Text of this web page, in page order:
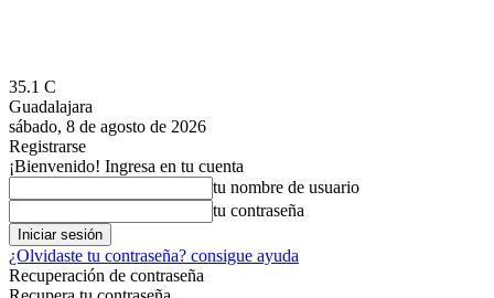
35.1 C
Guadalajara
sábado, 8 de agosto de 2026
Registrarse
¡Bienvenido! Ingresa en tu cuenta
tu nombre de usuario
tu contraseña
¿Olvidaste tu contraseña? consigue ayuda
Recuperación de contraseña